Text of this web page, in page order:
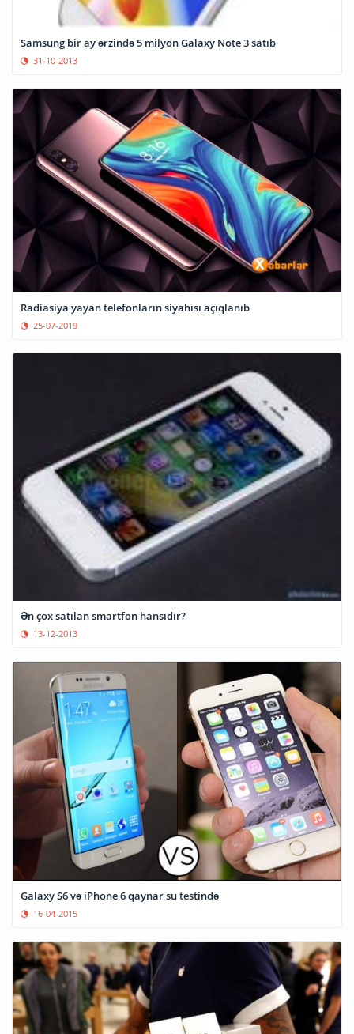
Samsung bir ay ərzində 5 milyon Galaxy Note 3 satıb
31-10-2013
Radiasiya yayan telefonların siyahısı açıqlanıb
25-07-2019
Ən çox satılan smartfon hansıdır?
13-12-2013
Galaxy S6 və iPhone 6 qaynar su testində
16-04-2015